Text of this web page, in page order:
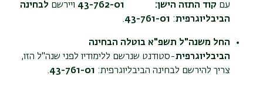
עם קוד התזה הישן: 43-762-01 ויירשם לבחינה
הביבליוגרפית:
43-761-01
.
החל משנה"ל תשפ"א בוטלה הבחינה
הביבליוגרפית-סטודנט שנרשם ללימודיו לפני שנה"ל הזו,
צריך להירשם לבחינה הביבליוגרפית: 43-761-01
.